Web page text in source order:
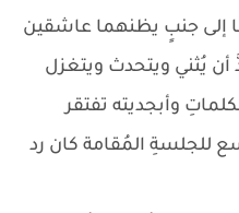
إلى جنبٍ يظنهما عاشقين
يُثني ويتحدث ويتغزل
وأبجديته تفتقر
للجلسةِ المُقامة كان رد